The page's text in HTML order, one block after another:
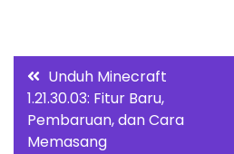
Post
navigation
Unduh Minecraft
1.21.30.03: Fitur Baru,
Pembaruan, dan Cara
Memasang